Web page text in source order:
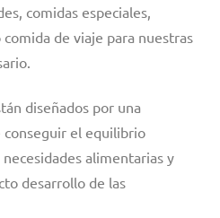
comidas especiales,
de viaje para nuestras
diseñados por una
el equilibrio
alimentarias y
desarrollo de las